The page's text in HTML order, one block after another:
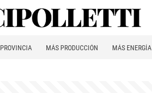
PROVINCIA MÁS PRODUCCIÓN MÁS ENERGÍA